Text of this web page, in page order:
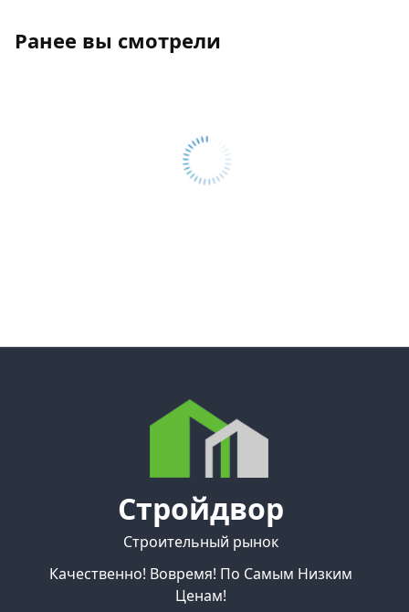
Ранее вы смотрели
Стройдвор
Строительный рынок
Качественно! Вовремя! По Самым Низким
Ценам!